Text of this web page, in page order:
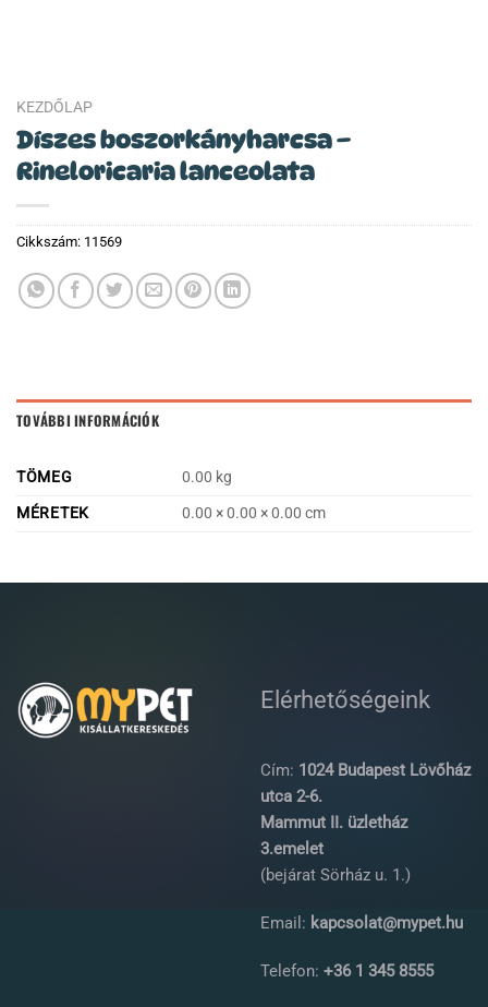
KEZDŐLAP
Díszes boszorkányharcsa –
Rineloricaria lanceolata
Cikkszám: 11569
TOVÁBBI INFORMÁCIÓK
TÖMEG
0.00 kg
MÉRETEK
0.00 × 0.00 × 0.00 cm
Elérhetőségeink
Cím: 1024 Budapest Lövőház
utca 2-6.
Mammut II. üzletház
3.emelet
(bejárat Sörház u. 1.)
Email: kapcsolat@mypet.hu
Telefon: +36 1 345 8555